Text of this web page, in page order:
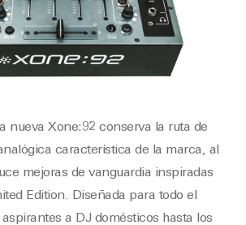
nueva Xone:92 conserva la ruta de
característica de la marca, al
mejoras de vanguardia inspiradas
Edition. Diseñada para todo el
a DJ domésticos hasta los